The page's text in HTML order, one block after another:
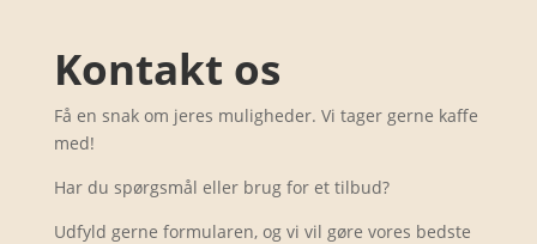
Kontakt os
Få en snak om jeres muligheder. Vi tager gerne kaffe
med!
Har du spørgsmål eller brug for et tilbud?
Udfyld gerne formularen, og vi vil gøre vores bedste